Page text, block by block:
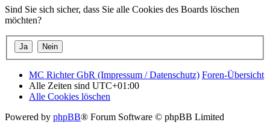
Sind Sie sich sicher, dass Sie alle Cookies des Boards löschen
möchten?
MC Richter GbR (Impressum / Datenschutz) Foren-Übersicht
Alle Zeiten sind UTC+01:00
Alle Cookies löschen
Powered by phpBB® Forum Software © phpBB Limited